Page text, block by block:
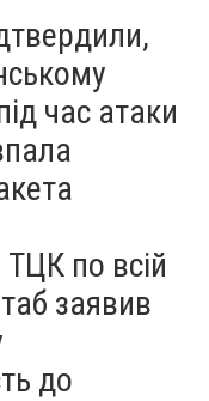
час атаки
по всій
заявив
до